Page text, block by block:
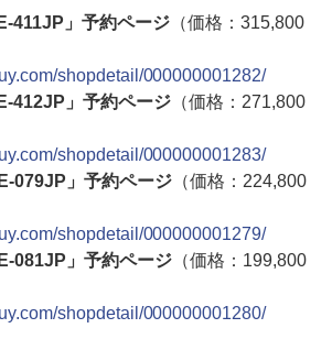
411JP」予約ページ（価格：315,800
shopdetail/000000001282/
412JP」予約ページ（価格：271,800
shopdetail/000000001283/
079JP」予約ページ（価格：224,800
shopdetail/000000001279/
081JP」予約ページ（価格：199,800
shopdetail/000000001280/